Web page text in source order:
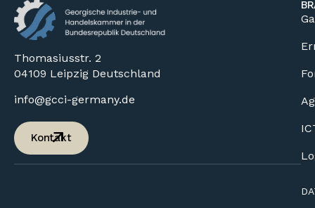
Thomasiusstr. 2
04109 Leipzig Deutschland
info@gcci-germany.de
Kontakt